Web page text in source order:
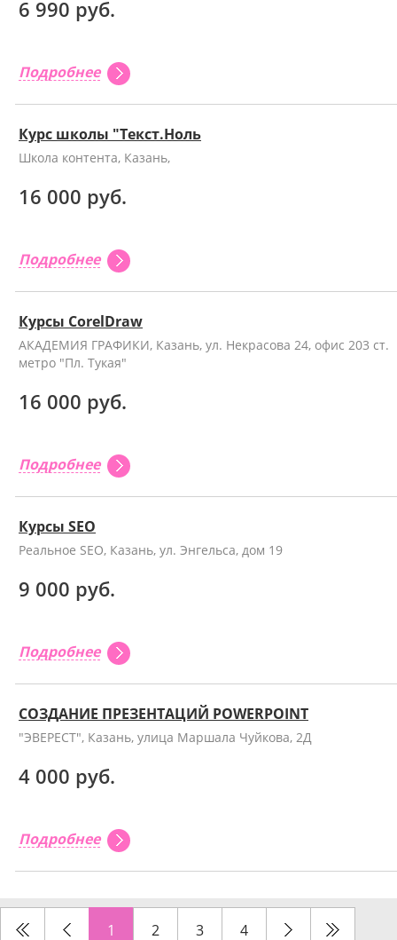
6 990 руб.
Подробнее
Курс школы "Текст.Ноль
Школа контента, Казань,
16 000 руб.
Подробнее
Курсы CorelDraw
АКАДЕМИЯ ГРАФИКИ, Казань, ул. Некрасова 24, офис 203 ст.
метро "Пл. Тукая"
16 000 руб.
Подробнее
Курсы SEO
Реальное SEO, Казань, ул. Энгельса, дом 19
9 000 руб.
Подробнее
СОЗДАНИЕ ПРЕЗЕНТАЦИЙ POWERPOINT
"ЭВЕРЕСТ", Казань, улица Маршала Чуйкова, 2Д
4 000 руб.
Подробнее
1 2 3 4